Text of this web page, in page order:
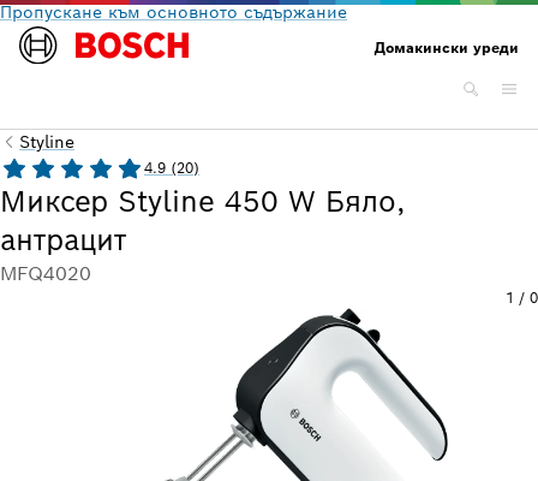
Пропускане към основното съдържание
Домакински уреди
Styline
Миксер Styline 450 W Бяло,
антрацит
MFQ4020
4.9 (20)
1 / 0